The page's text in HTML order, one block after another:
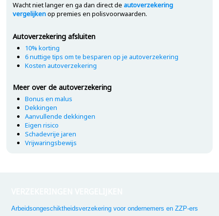
Wacht niet langer en ga dan direct de autoverzekering
vergelijkenop premies en polisvoorwaarden.
Autoverzekering afsluiten
10% korting
6 nuttige tips om te besparen op je autoverzekering
Kosten autoverzekering
Meer over de autoverzekering
Bonus en malus
Dekkingen
Aanvullende dekkingen
Eigen risico
Schadevrije jaren
Vrijwaringsbewijs
Arbeidsongeschiktheidsverzekering voor ondernemers en ZZP-ers